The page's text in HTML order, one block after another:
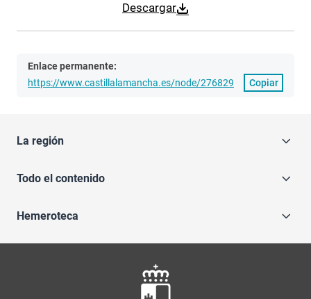
Descargar
Enlace permanente:
https://www.castillalamancha.es/node/276829
Copiar
La región
Todo el contenido
Hemeroteca